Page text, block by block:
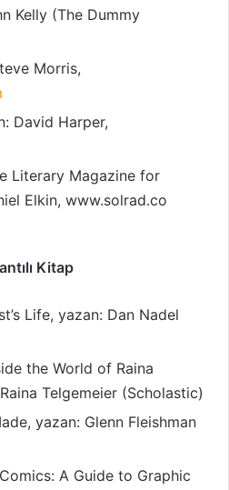
Kelly (The Dummy
Morris,
David Harper,
Literary Magazine for
Elkin, www.solrad.co
Kitap
Life, yazan: Dan Nadel
the World of Raina
Telgemeier (Scholastic)
yazan: Glenn Fleishman
A Guide to Graphic